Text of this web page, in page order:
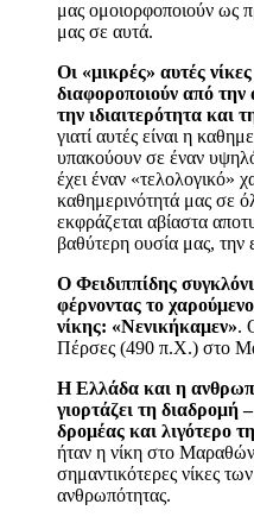
μας ομοιορφοποιούν ως
μας σε αυτά.
Οι «μικρές» αυτές
διαφοροποιούν από
την ιδιαιτερότητα και
γιατί αυτές είναι η
υπακούουν σε έναν
έχει έναν «τελολογικό»
καθημερινότητά μας σε
εκφράζεται αβίαστα
βαθύτερη ουσία μας, την
Ο Φειδιππίδης
φέρνοντας το
νίκης: «Νενικήκαμεν».
Πέρσες (490 π.Χ.) στο
Η Ελλάδα και η
γιορτάζει τη διαδρομή
δρομέας και λιγότερο
ήταν η νίκη στο
σημαντικότερες νίκες
ανθρωπότητας.